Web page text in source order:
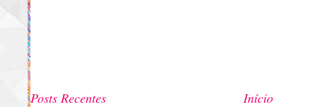
Posts Recentes Início